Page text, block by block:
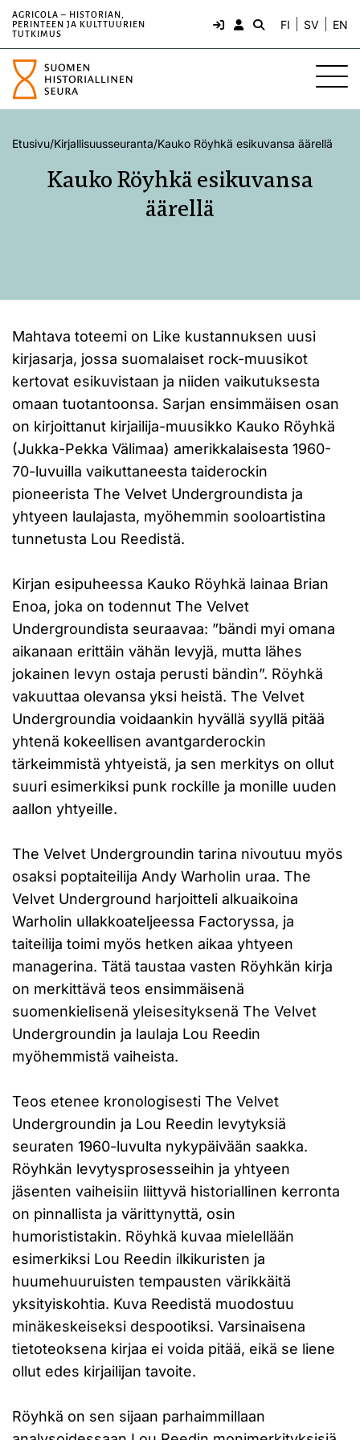
AGRICOLA – HISTORIAN,
PERINTEEN JA KULTTUURIEN
TUTKIMUS
FI SV EN
Etusivu/Kirjallisuusseuranta/Kauko Röyhkä esikuvansa äärellä
Kauko Röyhkä esikuvansa
äärellä
Mahtava toteemi on Like kustannuksen uusi
kirjasarja, jossa suomalaiset rock-muusikot
kertovat esikuvistaan ja niiden vaikutuksesta
omaan tuotantoonsa. Sarjan ensimmäisen osan
on kirjoittanut kirjailija-muusikko Kauko Röyhkä
(Jukka-Pekka Välimaa) amerikkalaisesta 1960-
70-luvuilla vaikuttaneesta taiderockin
pioneerista The Velvet Undergroundista ja
yhtyeen laulajasta, myöhemmin sooloartistina
tunnetusta Lou Reedistä.
Kirjan esipuheessa Kauko Röyhkä lainaa Brian
Enoa, joka on todennut The Velvet
Undergroundista seuraavaa: ”bändi myi omana
aikanaan erittäin vähän levyjä, mutta lähes
jokainen levyn ostaja perusti bändin”. Röyhkä
vakuuttaa olevansa yksi heistä. The Velvet
Undergroundia voidaankin hyvällä syyllä pitää
yhtenä kokeellisen avantgarderockin
tärkeimmistä yhtyeistä, ja sen merkitys on ollut
suuri esimerkiksi punk rockille ja monille uuden
aallon yhtyeille.
The Velvet Undergroundin tarina nivoutuu myös
osaksi poptaiteilija Andy Warholin uraa. The
Velvet Underground harjoitteli alkuaikoina
Warholin ullakkoateljeessa Factoryssa, ja
taiteilija toimi myös hetken aikaa yhtyeen
managerina. Tätä taustaa vasten Röyhkän kirja
on merkittävä teos ensimmäisenä
suomenkielisenä yleisesityksenä The Velvet
Undergroundin ja laulaja Lou Reedin
myöhemmistä vaiheista.
Teos etenee kronologisesti The Velvet
Undergroundin ja Lou Reedin levytyksiä
seuraten 1960-luvulta nykypäivään saakka.
Röyhkän levytysprosesseihin ja yhtyeen
jäsenten vaiheisiin liittyvä historiallinen kerronta
on pinnallista ja värittynyttä, osin
humorististakin. Röyhkä kuvaa mielellään
esimerkiksi Lou Reedin ilkikuristen ja
huumehuuruisten tempausten värikkäitä
yksityiskohtia. Kuva Reedistä muodostuu
minäkeskeiseksi despootiksi. Varsinaisena
tietoteoksena kirjaa ei voida pitää, eikä se liene
ollut edes kirjailijan tavoite.
Röyhkä on sen sijaan parhaimmillaan